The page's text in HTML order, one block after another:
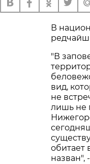
В
"В
вид,
не
лишь не
обитает
назван", -